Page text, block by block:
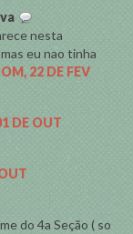
nesta
eu nao tinha
22 DE FEV
DE OUT
do 4a Seção ( so